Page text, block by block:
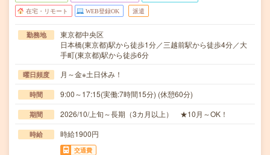
在宅・リモート WEB登録OK 派遣
勤務地
東京都中央区
日本橋(東京都)駅から徒歩1分／三越前駅から徒歩4分／大
手町(東京都)駅から徒歩6分
曜日頻度 月～金※土日休み！
時間 9:00～17:15(実働:7時間15分) (休憩60分)
期間 2026/10/上旬～長期（3カ月以上） ★10月～OK！
時給 時給1900円
交通費